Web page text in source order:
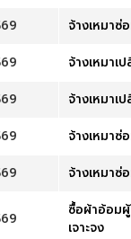
จ้างเหมาซ่
จ้างเหมา
จ้างเหมา
จ้างเหมา
จ้างเหมา
ซื้อผ้าอ้อม
เจาะจง